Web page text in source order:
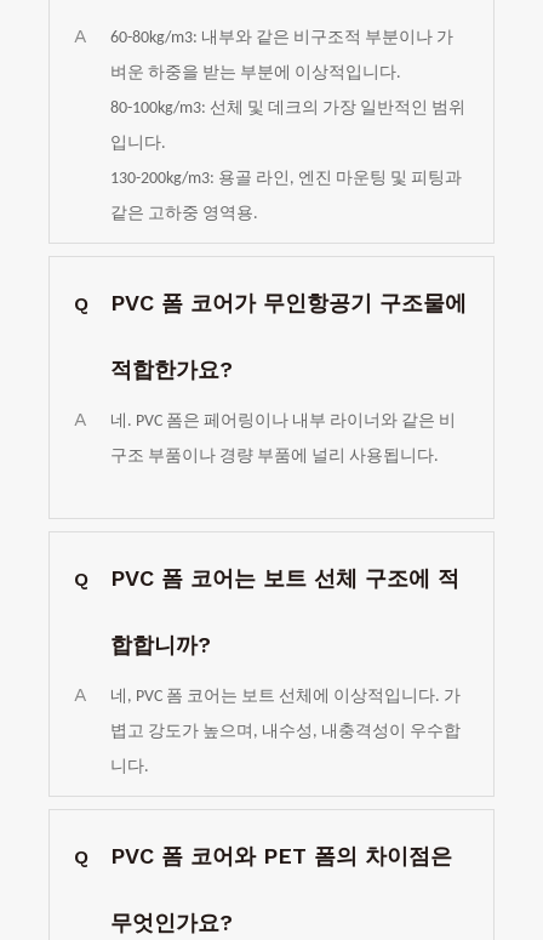
A
60-80kg/m3: 내부와 같은 비구조적 부분이나 가
벼운 하중을 받는 부분에 이상적입니다.
80-100kg/m3: 선체 및 데크의 가장 일반적인 범위
입니다.
130-200kg/m3: 용골 라인, 엔진 마운팅 및 피팅과
같은 고하중 영역용.
Q PVC 폼 코어가 무인항공기 구조물에
적합한가요?
A
네. PVC 폼은 페어링이나 내부 라이너와 같은 비
구조 부품이나 경량 부품에 널리 사용됩니다.
Q PVC 폼 코어는 보트 선체 구조에 적
합합니까?
A
네, PVC 폼 코어는 보트 선체에 이상적입니다. 가
볍고 강도가 높으며, 내수성, 내충격성이 우수합
니다.
Q PVC 폼 코어와 PET 폼의 차이점은
무엇인가요?